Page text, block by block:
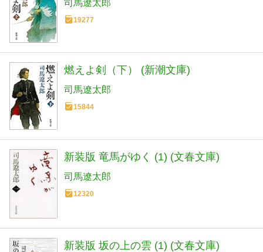
司馬遼太郎
19277
燃えよ剣（下） (新潮文庫)
司馬遼太郎
15844
新装版 竜馬がゆく (1) (文春文庫)
司馬遼太郎
12320
新装版 坂の上の雲 (1) (文春文庫)